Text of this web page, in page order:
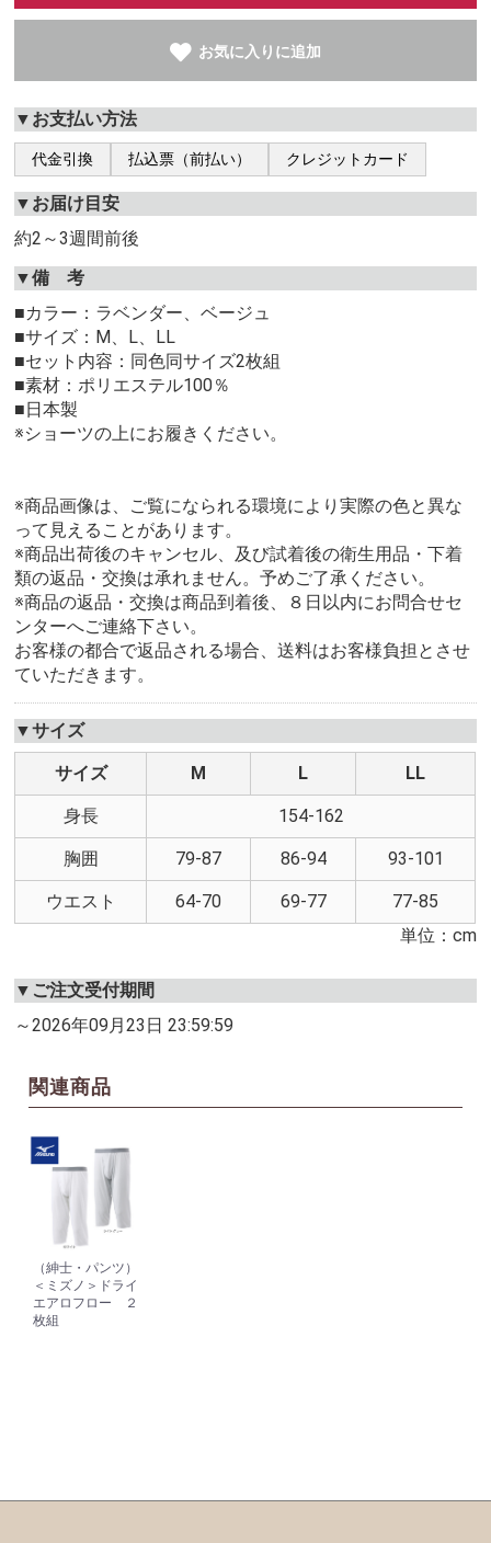
お気に入りに追加
▼お支払い方法
代金引換 払込票（前払い） クレジットカード
▼お届け目安
約2～3週間前後
▼備 考
■カラー：ラベンダー、ベージュ
■サイズ：M、L、LL
■セット内容：同色同サイズ2枚組
■素材：ポリエステル100％
■日本製
※ショーツの上にお履きください。
※商品画像は、ご覧になられる環境により実際の色と異な
って見えることがあります。
※商品出荷後のキャンセル、及び試着後の衛生用品・下着
類の返品・交換は承れません。予めご了承ください。
※商品の返品・交換は商品到着後、８日以内にお問合せセ
ンターへご連絡下さい。
お客様の都合で返品される場合、送料はお客様負担とさせ
ていただきます。
▼サイズ
サイズ M L LL
身長 154-162
胸囲 79-87 86-94 93-101
ウエスト 64-70 69-77
77-85
単位：cm
▼ご注文受付期間
～2026年09月23日 23:59:59
関連商品
（紳士・パンツ）
＜ミズノ＞ドライ
エアロフロー ２
枚組